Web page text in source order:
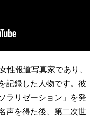
性報道写真家であり、
記録した人物です。彼
ラリゼーション」を発
声を得た後、第二次世